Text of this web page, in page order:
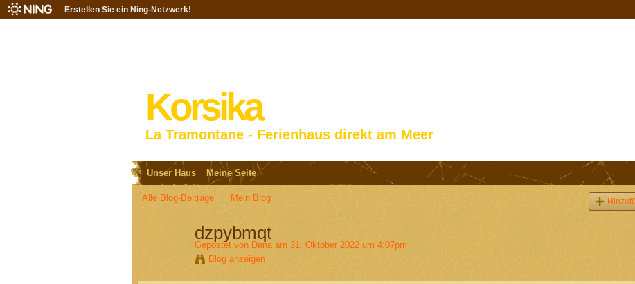
Erstellen Sie ein Ning-Netzwerk!
Korsika
La Tramontane - Ferienhaus direkt am Meer
Unser Haus Meine Seite
Alle Blog-Beiträge Mein Blog
dzpybmqt
Gepostet von Danaam 31. Oktober 2022 um 4:07pm
Blog anzeigen